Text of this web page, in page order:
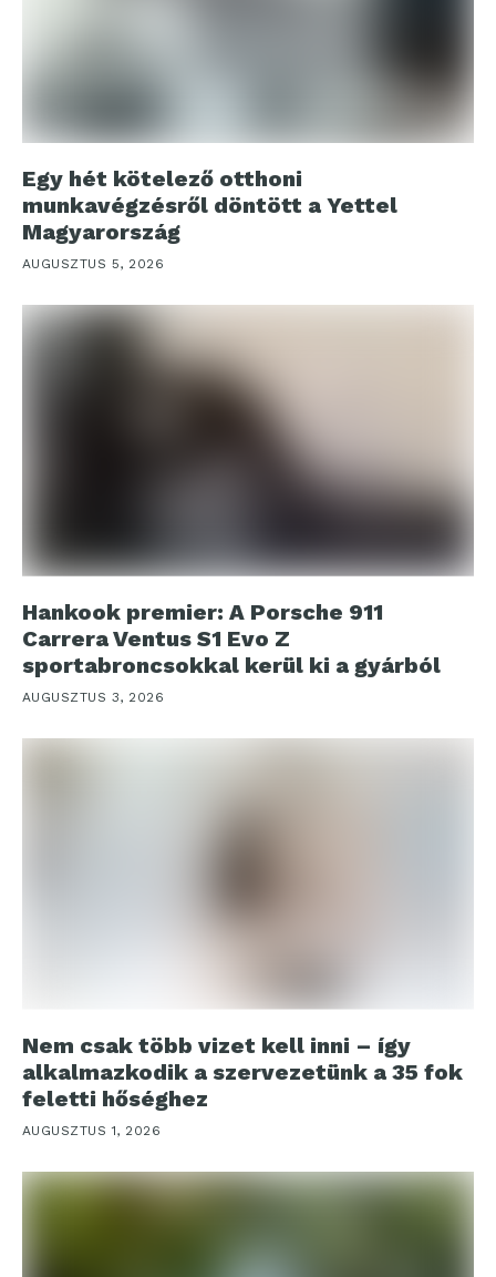
Egy hét kötelező otthoni
munkavégzésről döntött a Yettel
Magyarország
AUGUSZTUS 5, 2026
Hankook premier: A Porsche 911
Carrera Ventus S1 Evo Z
sportabroncsokkal kerül ki a gyárból
AUGUSZTUS 3, 2026
Nem csak több vizet kell inni – így
alkalmazkodik a szervezetünk a 35 fok
feletti hőséghez
AUGUSZTUS 1, 2026